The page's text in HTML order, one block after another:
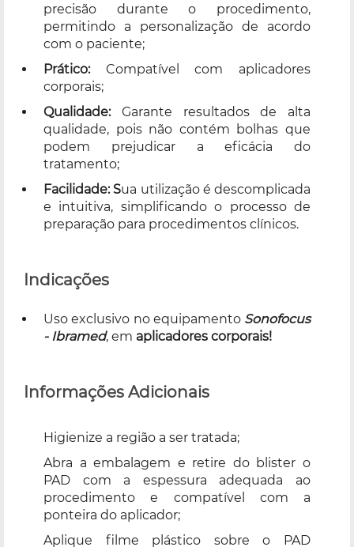
precisão durante o procedimento,
permitindo a personalização de acordo
com o paciente;
Prático:Compatível com aplicadores
corporais;
Qualidade:Garante resultados de alta
qualidade, pois não contém bolhas que
podem prejudicar a eficácia do
tratamento;
Facilidade: Sua utilização é descomplicada
e intuitiva, simplificando o processo de
preparação para procedimentos clínicos.
Indicações
Uso exclusivo no equipamento Sonofocus
- Ibramed, em aplicadores corporais!
Informações Adicionais
Higienize a região a ser tratada;
Abra a embalagem e retire do blister o
PAD com a espessura adequada ao
procedimento e compatível com a
ponteira do aplicador;
Aplique filme plástico sobre o PAD